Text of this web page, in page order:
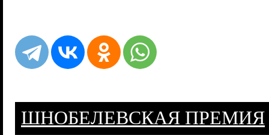
ШНОБЕЛЕВСКАЯ ПРЕМИЯ